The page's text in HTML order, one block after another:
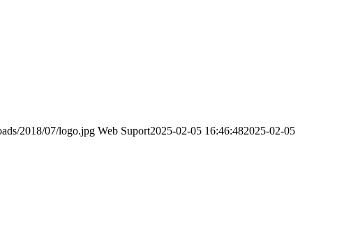
2018/07/logo.jpg Web Suport2025-02-05 16:46:482025-02-05